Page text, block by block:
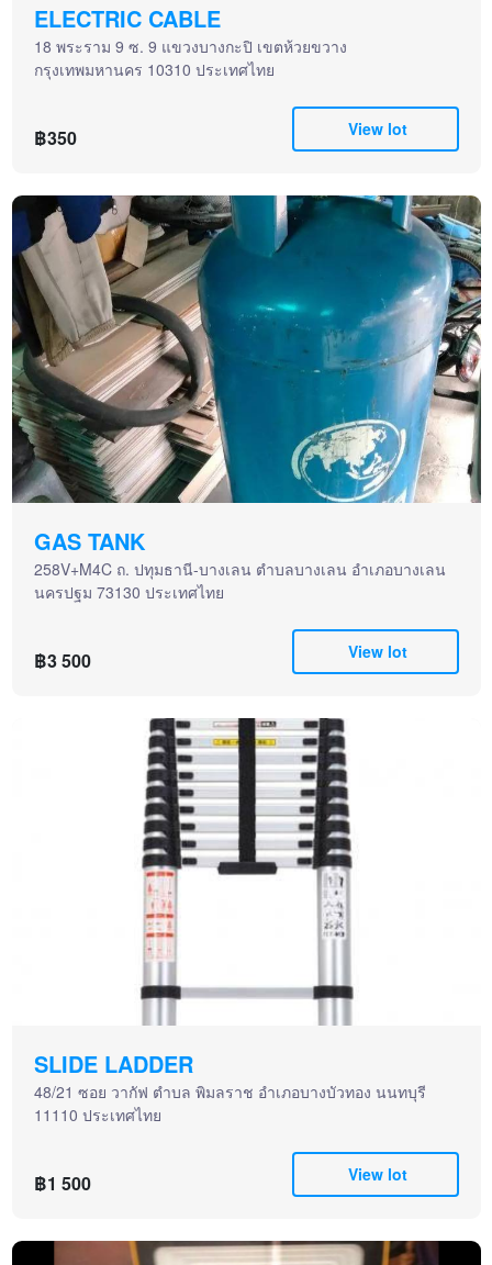
ELECTRIC CABLE
18 พระราม 9 ซ. 9 แขวงบางกะปิ เขตห้วยขวาง
กรุงเทพมหานคร 10310 ประเทศไทย
฿350 View lot
GAS TANK
258V+M4C ถ. ปทุมธานี-บางเลน ตำบลบางเลน อำเภอบางเลน
นครปฐม 73130 ประเทศไทย
฿3 500 View lot
SLIDE LADDER
48/21 ซอย วากัฟ ตำบล พิมลราช อำเภอบางบัวทอง นนทบุรี
11110 ประเทศไทย
฿1 500 View lot